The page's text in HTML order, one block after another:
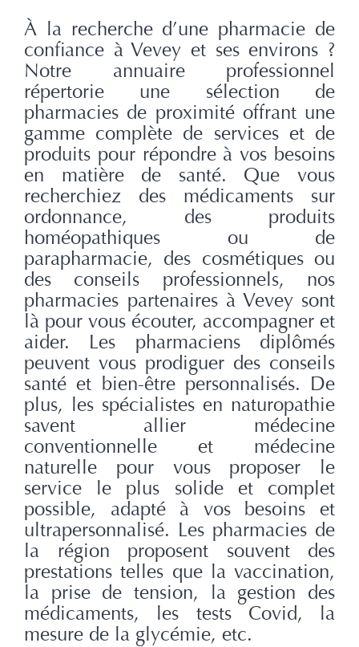
À la recherche d’une pharmacie de
confiance à Vevey et ses environs ?
Notre annuaire professionnel
répertorie une sélection de
pharmacies de proximité offrant une
gamme complète de services et de
produits pour répondre à vos besoins
en matière de santé. Que vous
recherchiez des médicaments sur
ordonnance, des produits
homéopathiques ou de
parapharmacie, des cosmétiques ou
des conseils professionnels, nos
pharmacies partenaires à Vevey sont
là pour vous écouter, accompagner et
aider. Les pharmaciens diplômés
peuvent vous prodiguer des conseils
santé et bien-être personnalisés. De
plus, les spécialistes en naturopathie
savent allier médecine
conventionnelle et médecine
naturelle pour vous proposer le
service le plus solide et complet
possible, adapté à vos besoins et
ultrapersonnalisé. Les pharmacies de
la région proposent souvent des
prestations telles que la vaccination,
la prise de tension, la gestion des
médicaments, les tests Covid, la
mesure de la glycémie, etc.